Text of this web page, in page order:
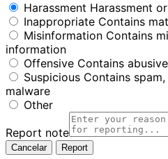
Harassment Harassment
Inappropriate Contains
Misinformation Contains
information
Offensive Contains
Suspicious Contains
malware
Other
Report note
Report